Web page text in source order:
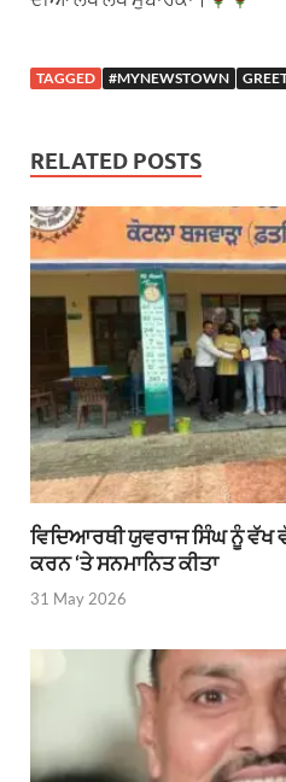
TAGGED #MYNEWSTOWN
RELATED POSTS
ਵਿਦਿਆਰਥੀ ਯੁਵਰਾਜ ਸਿੰਘ ਨੂੰ ਵੱਖ
ਕਰਨ ‘ਤੇ ਸਨਮਾਨਿਤ ਕੀਤਾ
31 May 2026